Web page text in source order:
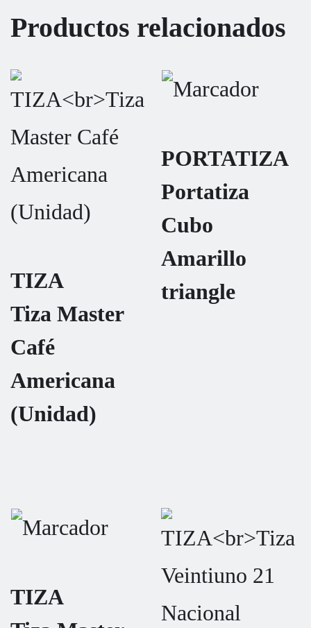
Productos relacionados
TIZA
Tiza Master
Café
Americana
(Unidad)
PORTATIZA
Portatiza
Cubo
Amarillo
triangle
TIZA